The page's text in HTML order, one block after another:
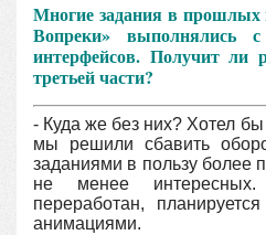
Многие задания в прошлых
Вопреки» выполнялись
интерфейсов. Получит ли
третьей части?
- Куда же без них? Хотел бы
мы решили сбавить
заданиями в пользу более
не менее
переработан,
анимациями.